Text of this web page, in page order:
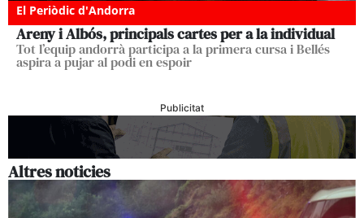
El Periòdic d'Andorra
Areny i Albós, principals cartes per a la individual
Tot l’equip andorrà participa a la primera cursa i Bellés
aspira a pujar al podi en espoir
Publicitat
Altres noticies